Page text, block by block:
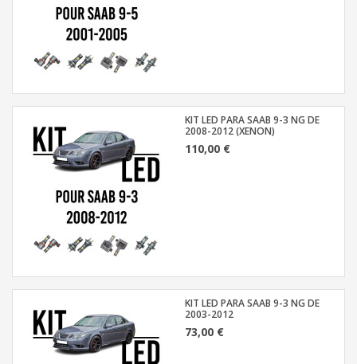
KIT LED PARA SAAB 9-3 NG DE
2008-2012 (XENON)
110,00 €
KIT LED PARA SAAB 9-3 NG DE
2003-2012
73,00 €